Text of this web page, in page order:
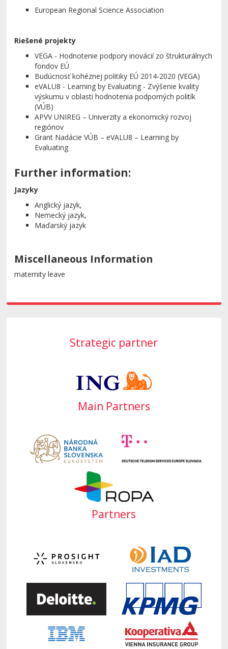
European Regional Science Association
Riešené projekty
VEGA - Hodnotenie podpory inovácií zo štrukturálnych
fondov EÚ
Budúcnosť kohéznej politiky EÚ 2014-2020 (VEGA)
eVALU8 - Learning by Evaluating - Zvýšenie kvality
výskumu v oblasti hodnotenia podporných politík
(VÚB)
APVV UNIREG – Univerzity a ekonomický rozvoj
regiónov
Grant Nadácie VÚB – eVALU8 – Learning by
Evaluating
Further information:
Jazyky
Anglický jazyk,
Nemecký jazyk,
Maďarský jazyk
Miscellaneous Information
maternity leave
Strategic partner
Main Partners
Partners